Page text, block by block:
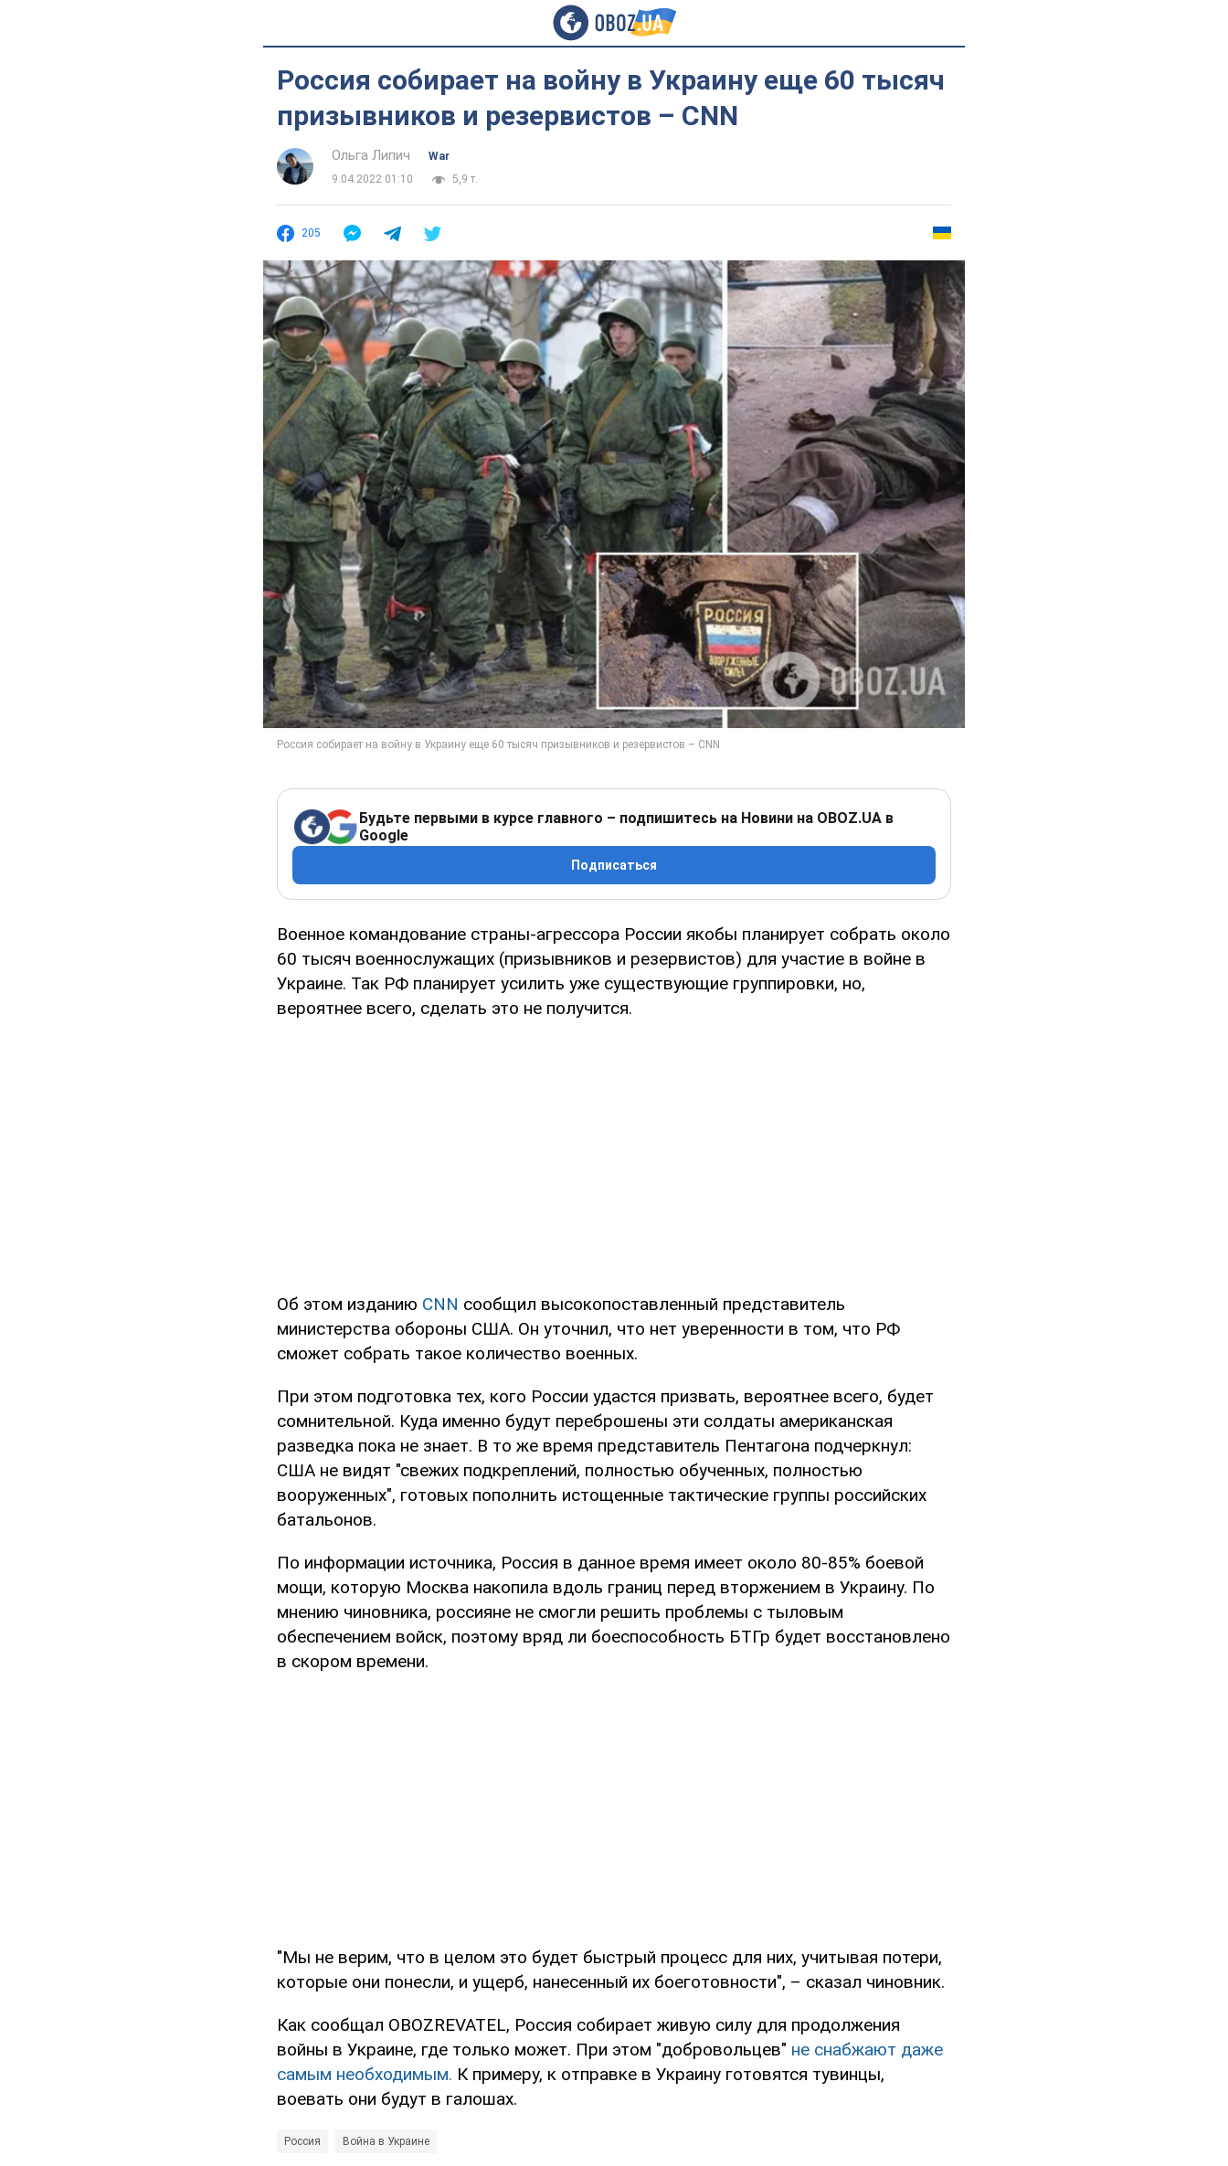
Россия собирает на войну в Украину еще 60 тысяч
призывников и резервистов – CNN
Ольга Липич
War
9.04.2022 01:10
5,9 т.
205
Будьте первыми в курсе главного – подпишитесь на Новини на OBOZ.UA в
Google
Подписаться
Военное командование страны-агрессора России якобы планирует собрать около
60 тысяч военнослужащих (призывников и резервистов) для участие в войне в
Украине. Так РФ планирует усилить уже существующие группировки, но,
вероятнее всего, сделать это не получится.
Об этом изданию CNN сообщил высокопоставленный представитель
министерства обороны США. Он уточнил, что нет уверенности в том, что РФ
сможет собрать такое количество военных.
При этом подготовка тех, кого России удастся призвать, вероятнее всего, будет
сомнительной. Куда именно будут переброшены эти солдаты американская
разведка пока не знает. В то же время представитель Пентагона подчеркнул:
США не видят "свежих подкреплений, полностью обученных, полностью
вооруженных", готовых пополнить истощенные тактические группы российских
батальонов.
По информации источника, Россия в данное время имеет около 80-85% боевой
мощи, которую Москва накопила вдоль границ перед вторжением в Украину. По
мнению чиновника, россияне не смогли решить проблемы с тыловым
обеспечением войск, поэтому вряд ли боеспособность БТГр будет восстановлено
в скором времени.
"Мы не верим, что в целом это будет быстрый процесс для них, учитывая потери,
которые они понесли, и ущерб, нанесенный их боеготовности", – сказал чиновник.
Как сообщал OBOZREVATEL, Россия собирает живую силу для продолжения
войны в Украине, где только может. При этом "добровольцев" не снабжают даже
самым необходимым. К примеру, к отправке в Украину готовятся тувинцы,
воевать они будут в галошах.
Россия Война в Украине